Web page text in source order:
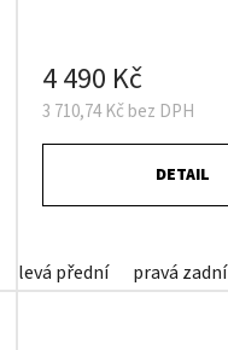
3 710,74 Kč bez DPH
4 490 Kč
DETAIL
levá přední pravá zadní